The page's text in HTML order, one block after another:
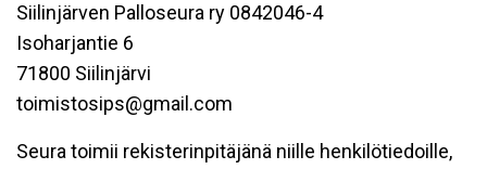
Siilinjärven Palloseura ry 0842046-4
Isoharjantie 6
71800 Siilinjärvi
toimistosips@gmail.com
Seura toimii rekisterinpitäjänä niille henkilötiedoille,